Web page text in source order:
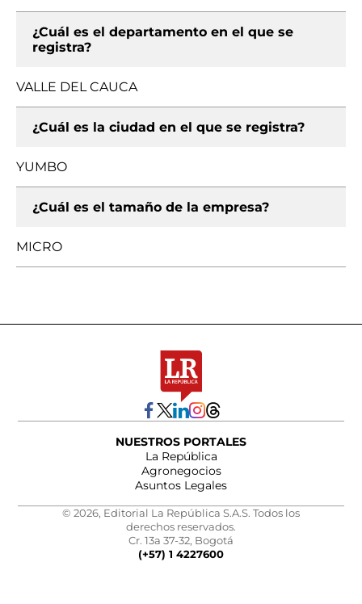
¿Cuál es el departamento en el que se
registra?
VALLE DEL CAUCA
¿Cuál es la ciudad en el que se registra?
YUMBO
¿Cuál es el tamaño de la empresa?
MICRO
NUESTROS PORTALES
La República
Agronegocios
Asuntos Legales
© 2026, Editorial La República S.A.S. Todos los
derechos reservados.
Cr. 13a 37-32, Bogotá
(+57) 1 4227600